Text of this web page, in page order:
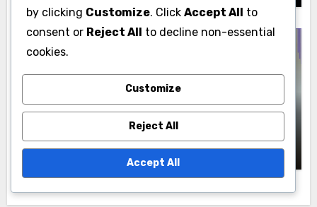
Výkonové metriky zobrazovací reklamy
Analytické nástroje: Zlepšení výkonu a
přehledů v oblasti display reklamy
Jakub Černý 20/11/2025
by clicking Customize. Click Accept All to
consent or Reject All to decline non-essential
cookies.
Customize
Reject All
Accept All